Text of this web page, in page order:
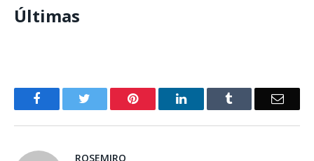
Últimas
o
Pinterest LinkedIn
E-
ROSEMIRO